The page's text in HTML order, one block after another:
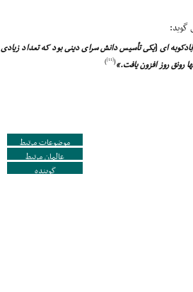
گوید:
بادکوبه اى[یکى تأسیس دانش سراى دینى بود که تعداد
رونق روز افزون یافت.»(
[11]
)
موضوعات مرتبط
عالمان مرتبط
گوینده